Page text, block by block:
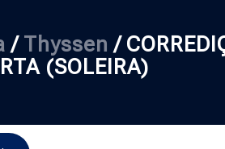
/ Thyssen /
(SOLEIRA)